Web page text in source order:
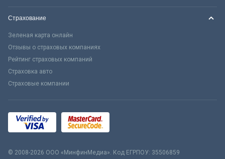
Страхование
Зеленая карта онлайн
Отзывы о страховых компаниях
Рейтинг страховых компаний
Страховка авто
Страховые компании
© 2008-2026 ООО «МинфинМедиа». Код ЕГРПОУ: 35506859